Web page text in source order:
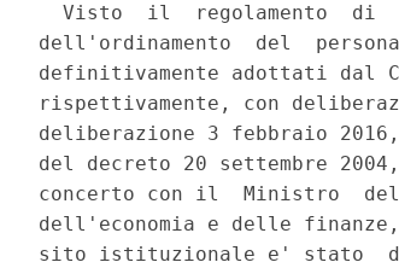
Visto  il  regolamento  di
dell'ordinamento  del
definitivamente adottati dal
rispettivamente, con
deliberazione 3 febbraio
del decreto 20 settembre
concerto con il  Ministro
dell'economia e delle
sito istituzionale e' stato